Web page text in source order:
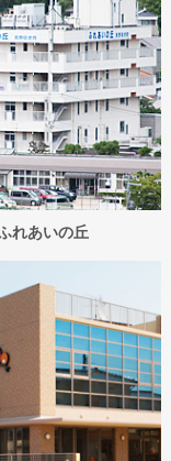
れあいの丘